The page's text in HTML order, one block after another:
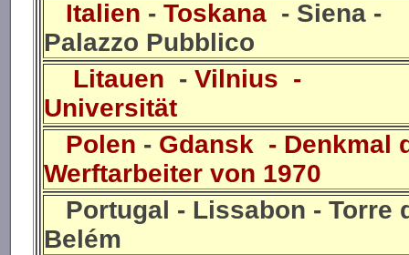
Italien - Toskana - Siena -
Palazzo Pubblico
Litauen - Vilnius -
Universität
Polen - Gdansk - Denkmal
Werftarbeiter von 1970
Portugal - Lissabon - Torre
Belém